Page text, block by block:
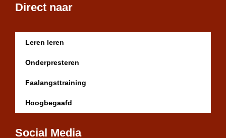
Direct naar
Leren leren
Onderpresteren
Faalangsttraining
Hoogbegaafd
Social Media